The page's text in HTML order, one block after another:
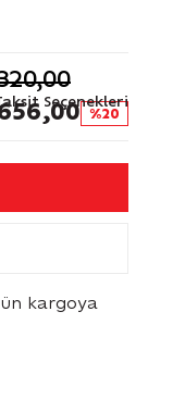
Seçenekleri
20
kargoya